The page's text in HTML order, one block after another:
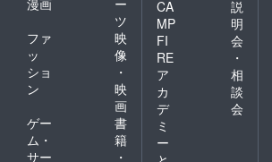
ツ
ファ
ッ
ショ
ン
映
像
・
映
画
ゲー
ム・
サー
書
籍
・
CA
MP
FI
RE
ア
カ
デ
ミ
ー
説
明
会
・
相
談
会